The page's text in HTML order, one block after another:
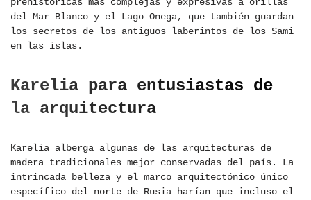
prehistóricas más complejas y expresivas a orillas
del Mar Blanco y el Lago Onega, que también guardan
los secretos de los antiguos laberintos de los Sami
en las islas.
Karelia para entusiastas de
la arquitectura
Karelia alberga algunas de las arquitecturas de
madera tradicionales mejor conservadas del país. La
intrincada belleza y el marco arquitectónico único
específico del norte de Rusia harían que incluso el